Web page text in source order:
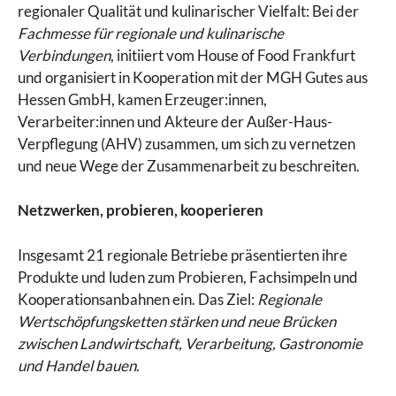
regionaler Qualität und kulinarischer Vielfalt: Bei der
Fachmesse für regionale und kulinarische
Verbindungen, initiiert vom House of Food Frankfurt
und organisiert in Kooperation mit der MGH Gutes aus
Hessen GmbH, kamen Erzeuger:innen,
Verarbeiter:innen und Akteure der Außer-Haus-
Verpflegung (AHV) zusammen, um sich zu vernetzen
und neue Wege der Zusammenarbeit zu beschreiten.
Netzwerken, probieren, kooperieren
Insgesamt 21 regionale Betriebe präsentierten ihre
Produkte und luden zum Probieren, Fachsimpeln und
Kooperationsanbahnen ein. Das Ziel: Regionale
Wertschöpfungsketten stärken und neue Brücken
zwischen Landwirtschaft, Verarbeitung, Gastronomie
und Handel bauen.